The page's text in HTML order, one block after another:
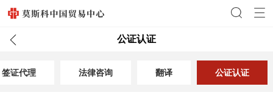
公证认证
签证代理 法律咨询 翻译 公证认证